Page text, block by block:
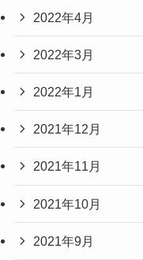
2022年4月
2022年3月
2022年1月
2021年12月
2021年11月
2021年10月
2021年9月